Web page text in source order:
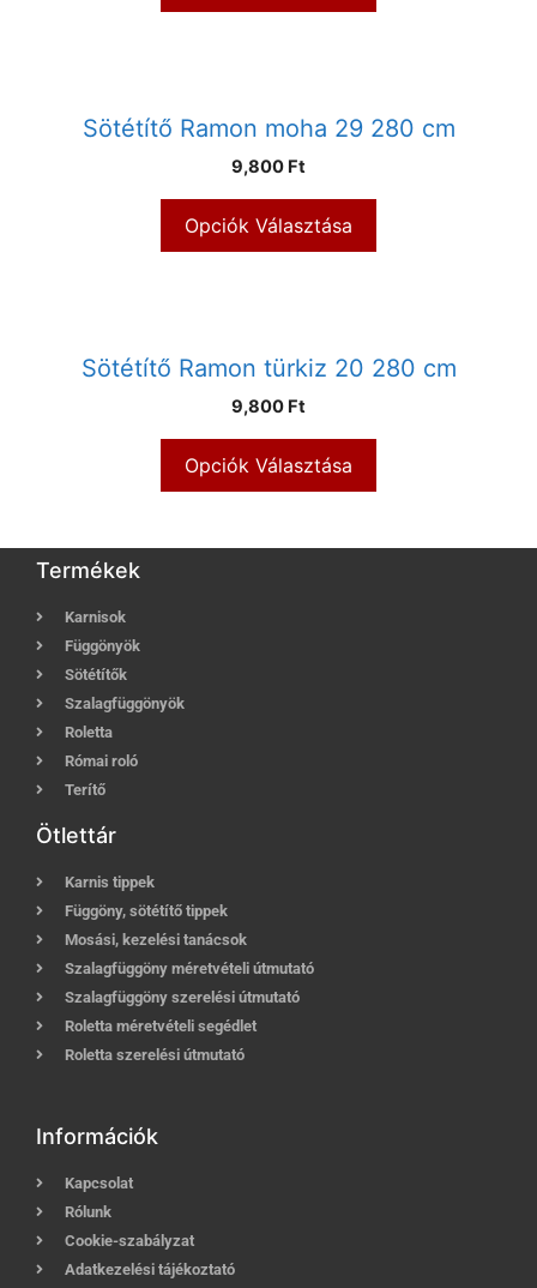
Sötétítő Ramon moha 29 280 cm
9,800 Ft
Opciók Választása
Sötétítő Ramon türkiz 20 280 cm
9,800 Ft
Opciók Választása
Termékek
Karnisok
Függönyök
Sötétítők
Szalagfüggönyök
Roletta
Római roló
Terítő
Ötlettár
Karnis tippek
Függöny, sötétítő tippek
Mosási, kezelési tanácsok
Szalagfüggöny méretvételi útmutató
Szalagfüggöny szerelési útmutató
Roletta méretvételi segédlet
Roletta szerelési útmutató
Információk
Kapcsolat
Rólunk
Cookie-szabályzat
Adatkezelési tájékoztató